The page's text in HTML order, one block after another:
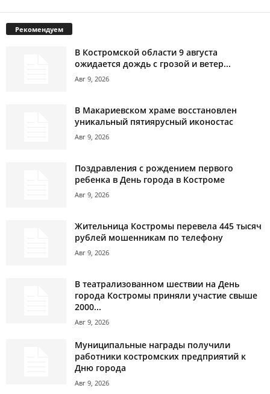
Рекомендуем
В Костромской области 9 августа
ожидается дождь с грозой и ветер...
Авг 9, 2026
В Макариевском храме восстановлен
уникальный пятиярусный иконостас
Авг 9, 2026
Поздравления с рождением первого
ребенка в День города в Костроме
Авг 9, 2026
Жительница Костромы перевела 445 тысяч
рублей мошенникам по телефону
Авг 9, 2026
В театрализованном шествии на День
города Костромы приняли участие свыше
2000...
Авг 9, 2026
Муниципальные награды получили
работники костромских предприятий к
Дню города
Авг 9, 2026